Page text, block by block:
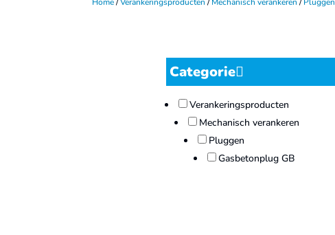
Categorie
Verankeringsproducten
Mechanisch verankeren
Pluggen
Gasbetonplug GB